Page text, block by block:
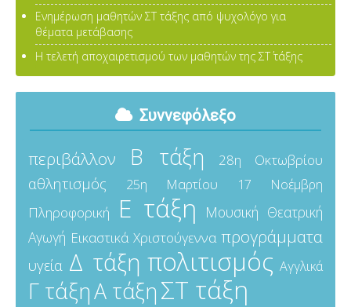
Ενημέρωση μαθητών ΣΤ τάξης από ψυχολόγο για
θέματα μετάβασης
Η τελετή αποχαιρετισμού των μαθητών της ΣΤ΄ τάξης
Συννεφόλεξο
περιβάλλον Β τάξη 28η Οκτωβρίου
αθλητισμός 25η Μαρτίου 17 Νοέμβρη
Πληροφορική Ε τάξη Μουσική Θεατρική
Αγωγή Εικαστικά Χριστούγεννα προγράμματα
υγεία Δ τάξη πολιτισμός Αγγλικά
Γ τάξηΑ τάξηΣΤ τάξη